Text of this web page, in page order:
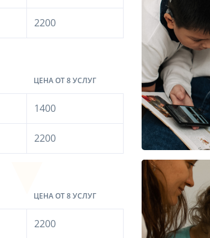
2200
ЦЕНА ОТ 8 УСЛУГ
1400
2200
ЦЕНА ОТ 8 УСЛУГ
2200